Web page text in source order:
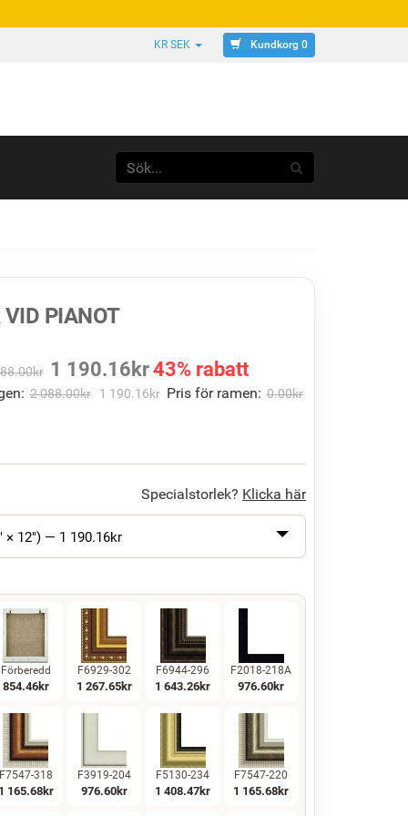
KR SEK Kundkorg 0
VID PIANOT
kr 1 190.16 kr43% rabatt
2 088.00kr 1 190.16kr Pris för ramen: 0.00kr
Specialstorlek? Klicka här
× 12") — 1 190.16kr
Förberedd
854.46kr
F6929-302
1 267.65kr
F6944-296
1 643.26kr
F2018-218A
976.60kr
F7547-318
1 165.68kr
F3919-204
976.60kr
F5130-234
1 408.47kr
F7547-220
1 165.68kr